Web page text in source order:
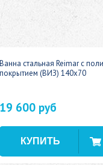
Ванна стальная Reimar с
покрытием (ВИЗ) 140x70
19 600 руб